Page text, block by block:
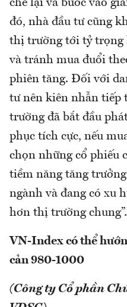
chẽ lại và bước vào
đó, nhà đầu tư cũng
thị trường tới tỷ trọng
và tránh mua đuổi
phiên tăng. Đối với
tư nên kiên nhẫn tiếp
trường đã bắt đầu
phục tích cực, nếu
chọn những cổ phiếu
tiềm năng tăng
ngành và đang có xu
hơn thị trường chung”.
VN-Index có thể
cản 980-1000
(Công ty Cổ phần